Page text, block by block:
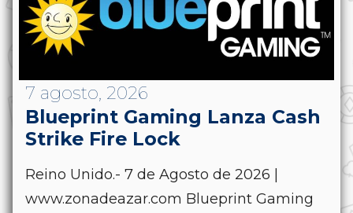
7 agosto, 2026
Blueprint Gaming Lanza Cash
Strike Fire Lock
Reino Unido.- 7 de Agosto de 2026 |
www.zonadeazar.com Blueprint Gaming